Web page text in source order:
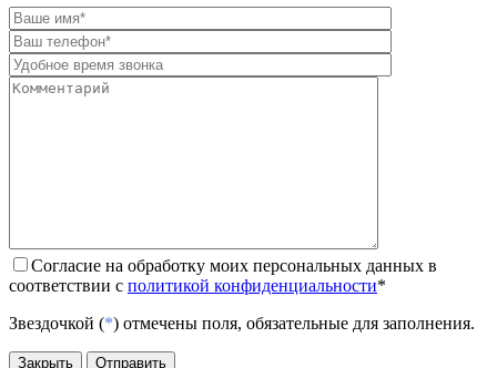
Согласие на обработку моих персональных данных в
соответствии с политикой конфиденциальности*
Звездочкой (*) отмечены поля, обязательные для заполнения.
Закрыть Отправить